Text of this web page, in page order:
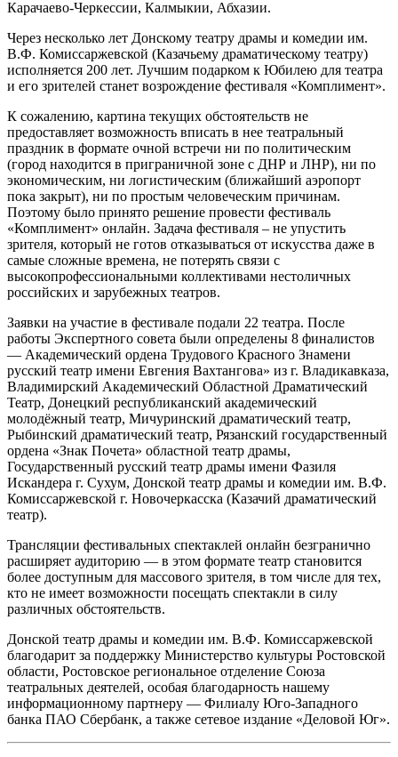
Карачаево-Черкессии, Калмыкии, Абхазии.
Через несколько лет Донскому театру драмы и комедии им.
В.Ф. Комиссаржевской (Казачьему драматическому театру)
исполняется 200 лет. Лучшим подарком к Юбилею для театра
и его зрителей станет возрождение фестиваля «Комплимент».
К сожалению, картина текущих обстоятельств не
предоставляет возможность вписать в нее театральный
праздник в формате очной встречи ни по политическим
(город находится в приграничной зоне с ДНР и ЛНР), ни по
экономическим, ни логистическим (ближайший аэропорт
пока закрыт), ни по простым человеческим причинам.
Поэтому было принято решение провести фестиваль
«Комплимент» онлайн. Задача фестиваля – не упустить
зрителя, который не готов отказываться от искусства даже в
самые сложные времена, не потерять связи с
высокопрофессиональными коллективами нестоличных
российских и зарубежных театров.
Заявки на участие в фестивале подали 22 театра. После
работы Экспертного совета были определены 8 финалистов
— Академический ордена Трудового Красного Знамени
русский театр имени Евгения Вахтангова» из г. Владикавказа,
Владимирский Академический Областной Драматический
Театр, Донецкий республиканский академический
молодёжный театр, Мичуринский драматический театр,
Рыбинский драматический театр, Рязанский государственный
ордена «Знак Почета» областной театр драмы,
Государственный русский театр драмы имени Фазиля
Искандера г. Сухум, Донской театр драмы и комедии им. В.Ф.
Комиссаржевской г. Новочеркасска (Казачий драматический
театр).
Трансляции фестивальных спектаклей онлайн безгранично
расширяет аудиторию — в этом формате театр становится
более доступным для массового зрителя, в том числе для тех,
кто не имеет возможности посещать спектакли в силу
различных обстоятельств.
Донской театр драмы и комедии им. В.Ф. Комиссаржевской
благодарит за поддержку Министерство культуры Ростовской
области, Ростовское региональное отделение Союза
театральных деятелей, особая благодарность нашему
информационному партнеру — Филиалу Юго-Западного
банка ПАО Сбербанк, а также сетевое издание «Деловой Юг».